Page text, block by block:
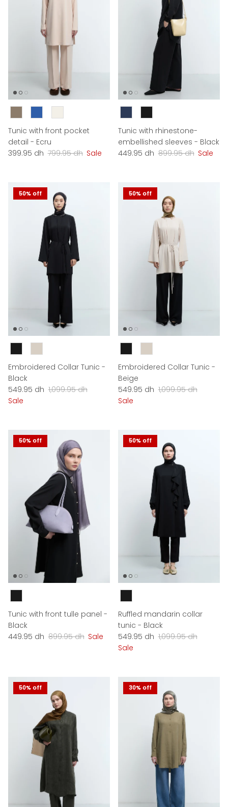
Tunic with front pocket
detail - Ecru
Sale price
399.95 dh Regular price
799.95 dh Sale
Tunic with rhinestone-
embellished sleeves - Black
Sale price
449.95 dh Regular price
899.95 dh Sale
50% off
Embroidered Collar Tunic -
Black
Sale price
549.95 dh Regular price
1,099.95 dh
Sale
50% off
Embroidered Collar Tunic -
Beige
Sale price
549.95 dh Regular price
1,099.95 dh
Sale
50% off
Tunic with front tulle panel -
Black
Sale price
449.95 dh Regular price
899.95 dh Sale
50% off
Ruffled mandarin collar
tunic - Black
Sale price
549.95 dh Regular price
1,099.95 dh
Sale
50% off 30% off